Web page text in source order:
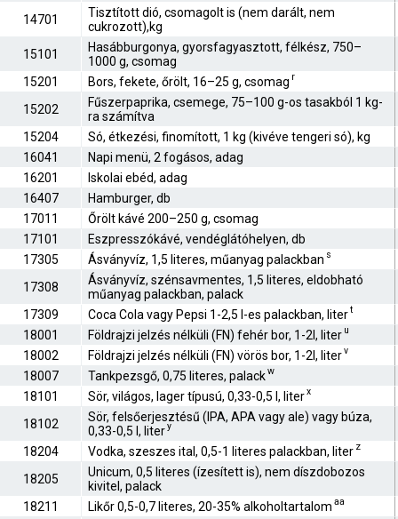
14701
Tisztított dió, csomagolt is (nem darált, nem
cukrozott),kg
15101
Hasábburgonya, gyorsfagyasztott, félkész, 750–
1000 g, csomag
15201
Bors, fekete, őrölt, 16–25 g, csomag r
15202
Fűszerpaprika, csemege, 75–100 g-os tasakból 1 kg-
ra számítva
15204
Só, étkezési, finomított, 1 kg (kivéve tengeri só), kg
16041
Napi menü, 2 fogásos, adag
16201
Iskolai ebéd, adag
16407
Hamburger, db
17011
Őrölt kávé 200–250 g, csomag
17101
Eszpresszókávé, vendéglátóhelyen, db
17305
Ásványvíz, 1,5 literes, műanyag palackban s
17308
Ásványvíz, szénsavmentes, 1,5 literes, eldobható
műanyag palackban, palack
17309
Coca Cola vagy Pepsi 1-2,5 l-es palackban, litert
18001 Földrajzi jelzés nélküli (FN) fehér bor, 1-2l, liter u
18002 Földrajzi jelzés nélküli (FN) vörös bor, 1-2l, literv
18007 Tankpezsgő, 0,75 literes, palackw
18101 Sör, világos, lager típusú, 0,33-0,5 l, literx
18102
Sör, felsőerjesztésű (IPA, APA vagy ale) vagy búza,
0,33-0,5 l, litery
18204 Vodka, szeszes ital, 0,5-1 literes palackban, liter z
18205
Unicum, 0,5 literes (ízesített is), nem díszdobozos
kivitel, palack
18211
Likőr 0,5-0,7 literes, 20-35% alkoholtartalom aa